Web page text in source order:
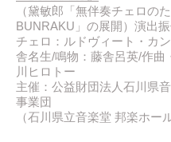
（黛敏郎「無伴奏チェロの
BUNRAKU」の展開）演出
チェロ：ルドヴィート・カ
舎名生/鳴物：藤舎呂英/作曲
川ヒロトー
主催：公益財団法人石川県
事業団
（石川県立音楽堂 邦楽ホール